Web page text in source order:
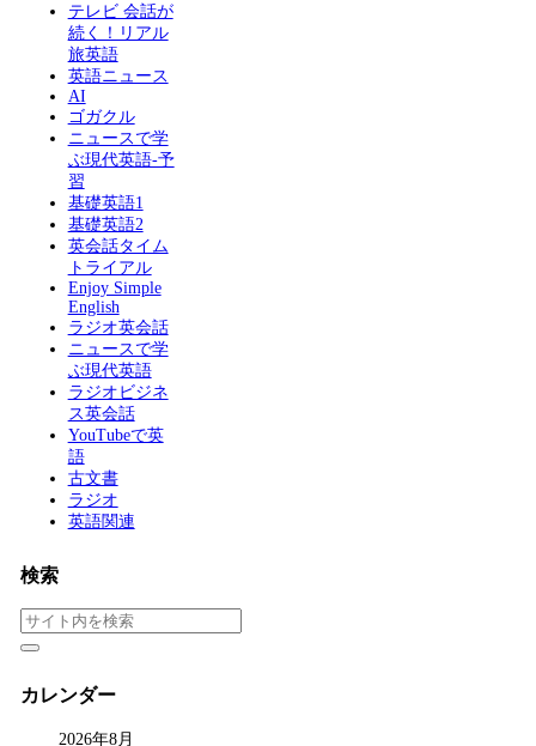
テレビ 会話が
続く！リアル
旅英語
英語ニュース
AI
ゴガクル
ニュースで学
ぶ現代英語-予
習
基礎英語1
基礎英語2
英会話タイム
トライアル
Enjoy Simple
English
ラジオ英会話
ニュースで学
ぶ現代英語
ラジオビジネ
ス英会話
YouTubeで英
語
古文書
ラジオ
英語関連
検索
カレンダー
2026年8月